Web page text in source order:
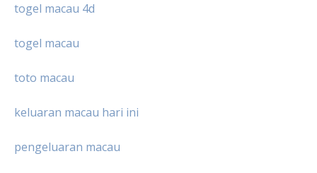
togel macau 4d
togel macau
toto macau
keluaran macau hari ini
pengeluaran macau